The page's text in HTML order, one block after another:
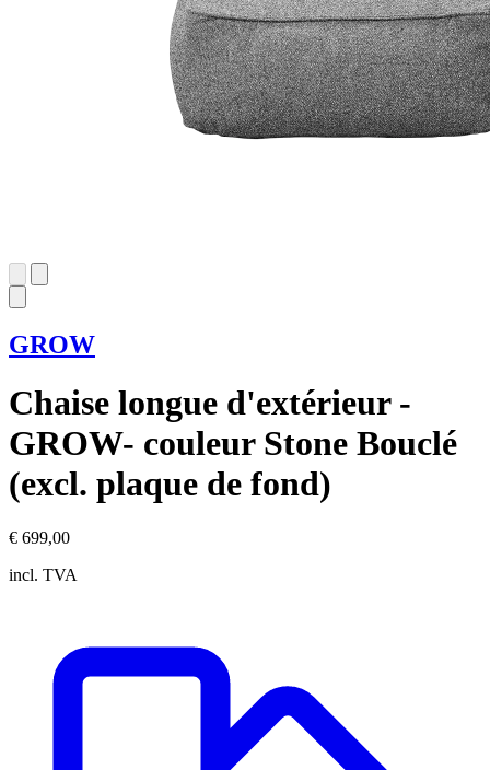
GROW
Chaise longue d'extérieur -
GROW- couleur Stone Bouclé
(excl. plaque de fond)
€ 699,00
incl. TVA